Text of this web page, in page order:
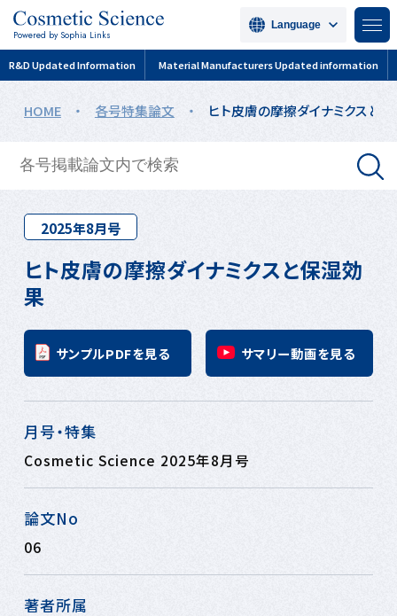
Powered by Sophia Links
Language
R&D Updated Information Material Manufacturers Updated information
HOME・ 各号特集論文 ・ ヒト皮膚の摩擦ダイナミクスと
2025年8月号
ヒト皮膚の摩擦ダイナミクスと保湿効
果
サンプルPDFを見る サマリー動画を見る
月号・特集
Cosmetic Science 2025年8月号
論文No
06
著者所属